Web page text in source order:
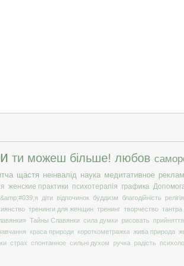
ти можеш більше! любов
щастя неінвалід наука медитативное
женские практики психотерапія графика
діти відпочинок буддизм благодійність релігія
тренинги для женщин тренинг творчество тантра
Тайны Славянки сила думки рисовать
краса природи короткометражка жива природа
страх спонтанное сильні духом ручка радість